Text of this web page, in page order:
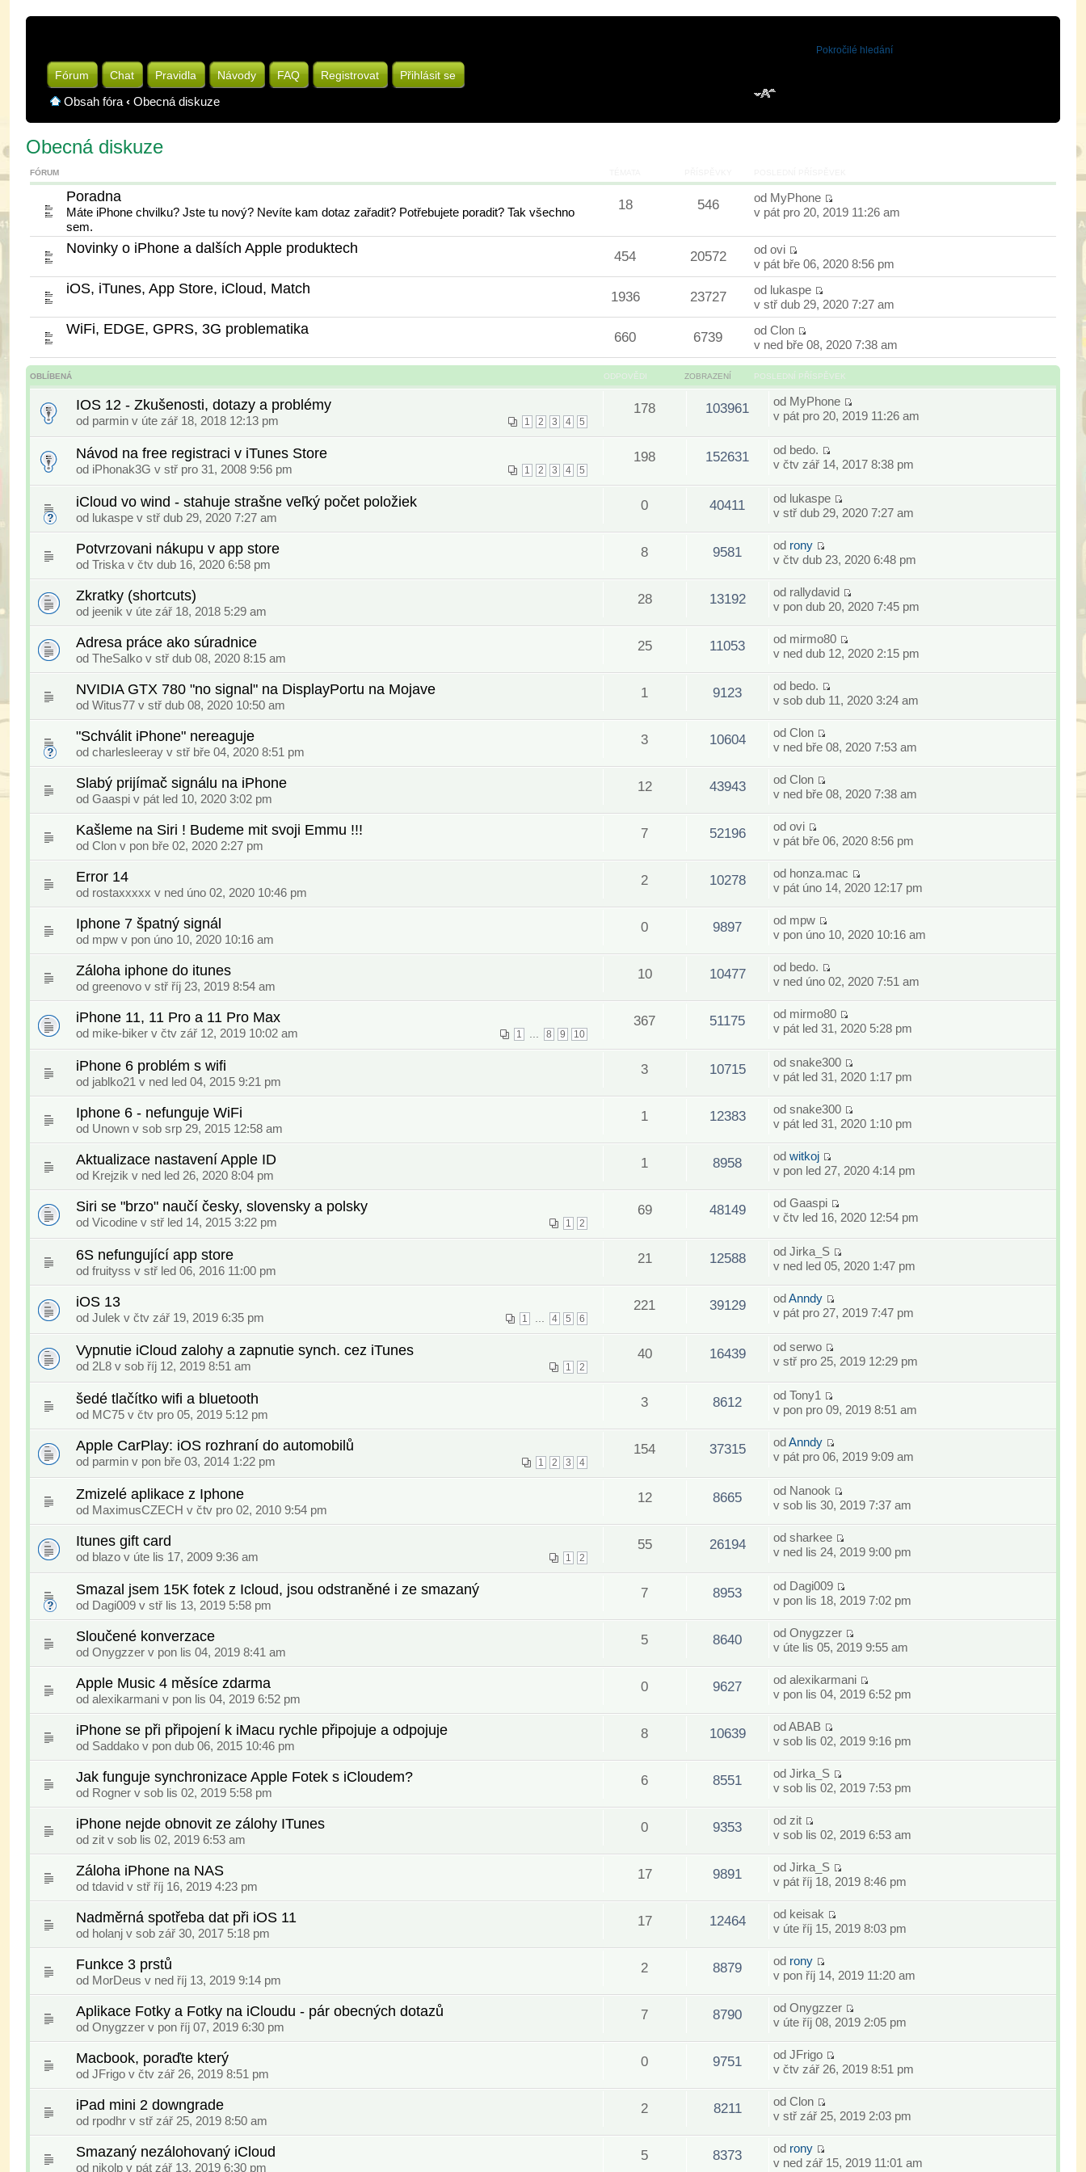
Fórum Chat Pravidla Návody FAQ Registrovat Přihlásit se
Obsah fóra ‹ Obecná diskuze
Pokročilé hledání
Obecná diskuze
FÓRUM
Poradna
Máte iPhone chvilku? Jste tu nový? Nevíte kam dotaz zařadit? Potřebujete poradit? Tak všechno
sem.
18 546 od MyPhone
v pát pro 20, 2019 11:26 am
Novinky o iPhone a dalších Apple produktech
454 20572 odovi
v pát bře 06, 2020 8:56 pm
iOS, iTunes, App Store, iCloud, Match
1936 23727 od lukaspe
v stř dub 29, 2020 7:27 am
WiFi, EDGE, GPRS, 3G problematika
660 6739 odClon
v ned bře 08, 2020 7:38 am
OBLÍBENÁ ODPOVĚDI ZOBRAZENÍ POSLEDNÍ PŘÍSPĚVEK
IOS 12 - Zkušenosti, dotazy a problémy
1 2 3 4 5
od parmin v úte zář 18, 2018 12:13 pm
178 103961 od MyPhone
v pát pro 20, 2019 11:26 am
Návod na free registraci v iTunes Store
1 2 3 4 5
od iPhonak3G v stř pro 31, 2008 9:56 pm
198 152631 od bedo.
v čtv zář 14, 2017 8:38 pm
iCloud vo wind - stahuje strašne veľký počet položiek
od lukaspe v stř dub 29, 2020 7:27 am
0 40411 od lukaspe
v stř dub 29, 2020 7:27 am
Potvrzovani nákupu v app store
od Triska v čtv dub 16, 2020 6:58 pm
8 9581 od rony
v čtv dub 23, 2020 6:48 pm
Zkratky (shortcuts)
od jeenik v úte zář 18, 2018 5:29 am
28 13192 od rallydavid
v pon dub 20, 2020 7:45 pm
Adresa práce ako súradnice
od TheSalko v stř dub 08, 2020 8:15 am
25 11053 od mirmo80
v ned dub 12, 2020 2:15 pm
NVIDIA GTX 780 "no signal" na DisplayPortu na Mojave
od Witus77 v stř dub 08, 2020 10:50 am
1 9123 od bedo.
v sob dub 11, 2020 3:24 am
"Schválit iPhone" nereaguje
od charlesleeray v stř bře 04, 2020 8:51 pm
3 10604 odClon
v ned bře 08, 2020 7:53 am
Slabý prijímač signálu na iPhone
od Gaaspi v pát led 10, 2020 3:02 pm
12 43943 odClon
v ned bře 08, 2020 7:38 am
Kašleme na Siri ! Budeme mit svoji Emmu !!!
od Clon v pon bře 02, 2020 2:27 pm
7 52196 odovi
v pát bře 06, 2020 8:56 pm
Error 14
od rostaxxxxx v ned úno 02, 2020 10:46 pm
2 10278 od honza.mac
v pát úno 14, 2020 12:17 pm
Iphone 7 špatný signál
od mpw v pon úno 10, 2020 10:16 am
0 9897 od mpw
v pon úno 10, 2020 10:16 am
Záloha iphone do itunes
od greenovo v stř říj 23, 2019 8:54 am
10 10477 od bedo.
v ned úno 02, 2020 7:51 am
iPhone 11, 11 Pro a 11 Pro Max
1 8 9 10
od mike-biker v čtv zář 12, 2019 10:02 am
367 51175 od mirmo80
v pát led 31, 2020 5:28 pm
iPhone 6 problém s wifi
od jablko21 v ned led 04, 2015 9:21 pm
3 10715 odsnake300
v pát led 31, 2020 1:17 pm
Iphone 6 - nefunguje WiFi
od Unown v sob srp 29, 2015 12:58 am
1 12383 odsnake300
v pát led 31, 2020 1:10 pm
Aktualizace nastavení Apple ID
od Krejzik v ned led 26, 2020 8:04 pm
1 8958 odwitkoj
v pon led 27, 2020 4:14 pm
Siri se "brzo" naučí česky, slovensky a polsky
1 2
od Vicodine v stř led 14, 2015 3:22 pm
69 48149 odGaaspi
v čtv led 16, 2020 12:54 pm
6S nefungující app store
od fruityss v stř led 06, 2016 11:00 pm
21 12588 odJirka_S
v ned led 05, 2020 1:47 pm
iOS 13
1 4 5 6
od Julek v čtv zář 19, 2019 6:35 pm
221 39129 odAnndy
v pát pro 27, 2019 7:47 pm
Vypnutie iCloud zalohy a zapnutie synch. cez iTunes
1 2
od 2L8 v sob říj 12, 2019 8:51 am
40 16439 odserwo
v stř pro 25, 2019 12:29 pm
šedé tlačítko wifi a bluetooth
od MC75 v čtv pro 05, 2019 5:12 pm
3 8612 odTony1
v pon pro 09, 2019 8:51 am
Apple CarPlay: iOS rozhraní do automobilů
1 2 3 4
od parmin v pon bře 03, 2014 1:22 pm
154 37315 odAnndy
v pát pro 06, 2019 9:09 am
Zmizelé aplikace z Iphone
od MaximusCZECH v čtv pro 02, 2010 9:54 pm
12 8665 od Nanook
v sob lis 30, 2019 7:37 am
Itunes gift card
1 2
od blazo v úte lis 17, 2009 9:36 am
55 26194 odsharkee
v ned lis 24, 2019 9:00 pm
Smazal jsem 15K fotek z Icloud, jsou odstraněné i ze smazaný
od Dagi009 v stř lis 13, 2019 5:58 pm
7 8953 od Dagi009
v pon lis 18, 2019 7:02 pm
Sloučené konverzace
od Onygzzer v pon lis 04, 2019 8:41 am
5 8640 odOnygzzer
v úte lis 05, 2019 9:55 am
Apple Music 4 měsíce zdarma
od alexikarmani v pon lis 04, 2019 6:52 pm
0 9627 odalexikarmani
v pon lis 04, 2019 6:52 pm
iPhone se při připojení k iMacu rychle připojuje a odpojuje
od Saddako v pon dub 06, 2015 10:46 pm
8 10639 odABAB
v sob lis 02, 2019 9:16 pm
Jak funguje synchronizace Apple Fotek s iCloudem?
od Rogner v sob lis 02, 2019 5:58 pm
6 8551 odJirka_S
v sob lis 02, 2019 7:53 pm
iPhone nejde obnovit ze zálohy ITunes
od zit v sob lis 02, 2019 6:53 am
0 9353 od zit
v sob lis 02, 2019 6:53 am
Záloha iPhone na NAS
od tdavid v stř říj 16, 2019 4:23 pm
17 9891 odJirka_S
v pát říj 18, 2019 8:46 pm
Nadměrná spotřeba dat při iOS 11
od holanj v sob zář 30, 2017 5:18 pm
17 12464 od keisak
v úte říj 15, 2019 8:03 pm
Funkce 3 prstů
od MorDeus v ned říj 13, 2019 9:14 pm
2 8879 od rony
v pon říj 14, 2019 11:20 am
Aplikace Fotky a Fotky na iCloudu - pár obecných dotazů
od Onygzzer v pon říj 07, 2019 6:30 pm
7 8790 odOnygzzer
v úte říj 08, 2019 2:05 pm
Macbook, poraďte který
od JFrigo v čtv zář 26, 2019 8:51 pm
0 9751 odJFrigo
v čtv zář 26, 2019 8:51 pm
iPad mini 2 downgrade
od rpodhr v stř zář 25, 2019 8:50 am
2 8211 odClon
v stř zář 25, 2019 2:03 pm
Smazaný nezálohovaný iCloud
od nikolp v pát zář 13, 2019 6:30 pm
5 8373 od rony
v ned zář 15, 2019 11:01 am